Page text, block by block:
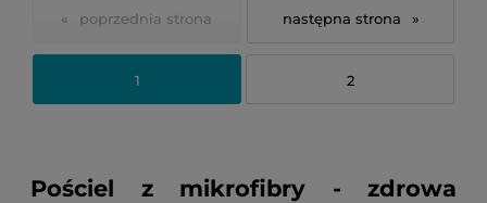
«
1 2
»
Pościel z mikrofibry - zdrowa